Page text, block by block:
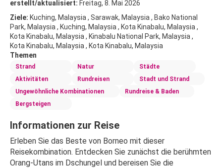
erstellt/aktualisiert: Freitag, 8. Mai 2026
Ziele: Kuching, Malaysia , Sarawak, Malaysia , Bako National
Park, Malaysia , Kuching, Malaysia , Kota Kinabalu, Malaysia ,
Kota Kinabalu, Malaysia , Kinabalu National Park, Malaysia ,
Kota Kinabalu, Malaysia , Kota Kinabalu, Malaysia
Themen
Strand Natur
Städte
Aktivitäten
Rundreisen
Stadt und Strand
Ungewöhnliche Kombinationen
Rundreise & Baden
Bergsteigen
Informationen zur Reise
Erleben Sie das Beste von Borneo mit dieser
Reisekombination. Entdecken Sie zunächst die berühmten
Orang-Utans im Dschungel und bereisen Sie die